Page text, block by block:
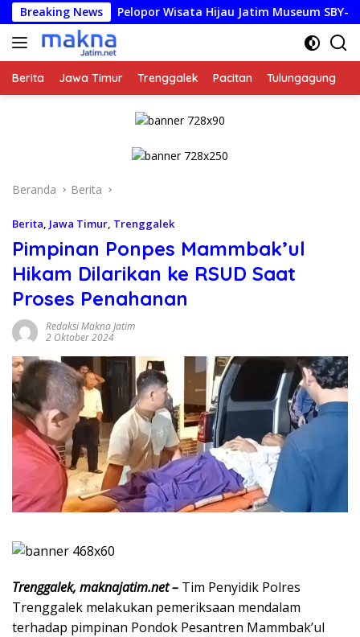
Langsung
ke
konten
Breaking News
Pelopor Wisata Hijau Jatim Museum SBY-Ani Pacitan
Berita Jawa Timur Trenggalek Pacitan Tulungagung
Beranda Berita
Berita Jawa Timur Trenggalek
Pimpinan Ponpes Mammbak’ul
Hikam Dilarikan ke RSUD Saat
Proses Penahanan
Redaksi Makna Jatim
2 Oktober 2024
Trenggalek, maknajatim.net – Tim Penyidik Polres
Trenggalek melakukan pemeriksaan mendalam
terhadap pimpinan Pondok Pesantren Mammbak’ul